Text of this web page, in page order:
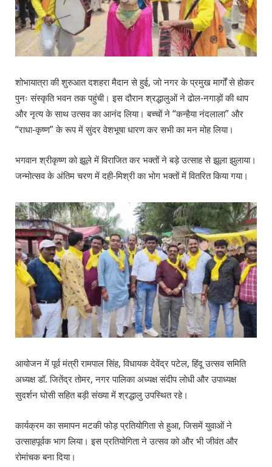
शोभायात्रा की शुरुआत दशहरा मैदान से हुई, जो नगर के प्रमुख मार्गों से होकर
पुनः संस्कृति भवन तक पहुंची। इस दौरान श्रद्धालुओं ने ढोल-नगाड़ों की थाप
और नृत्य के साथ उत्सव का आनंद लिया। बच्चों ने “कन्हैया नंदलाला” और
“राधा-कृष्ण” के रूप में सुंदर वेशभूषा धारण कर सभी का मन मोह लिया।
भगवान श्रीकृष्ण को झूले में विराजित कर भक्तों ने बड़े उत्साह से झूला झुलाया।
जन्मोत्सव के अंतिम चरण में दही-मिश्री का भोग भक्तों में वितरित किया गया।
आयोजन में पूर्व मंत्री रामपाल सिंह, विधायक देवेंद्र पटेल, हिंदू उत्सव समिति
अध्यक्ष डॉ. जितेंद्र तोमर, नगर पालिका अध्यक्ष संदीप लोधी और उपाध्यक्ष
सुदर्शन घोसी सहित बड़ी संख्या में श्रद्धालु उपस्थित रहे।
कार्यक्रम का समापन मटकी फोड़ प्रतियोगिता से हुआ, जिसमें युवाओं ने
उत्साहपूर्वक भाग लिया। इस प्रतियोगिता ने उत्सव को और भी जीवंत और
रोमांचक बना दिया।